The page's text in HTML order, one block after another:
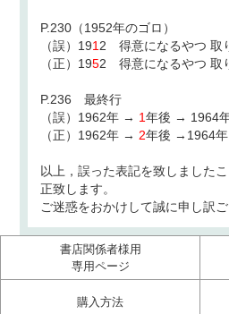
P.230（1952年のゴロ）
（誤）191 2 得意になるやつ 取
（正）1952 得意になるやつ 取
P.236 最終行
（誤）1962年 → 1年後 → 1964
（正）1962年 → 2年後 →1964年
以上，誤った表記を致しました
正致します。
ご迷惑をおかけして誠に申し訳ご
書店関係者様用
専用ページ
購入方法